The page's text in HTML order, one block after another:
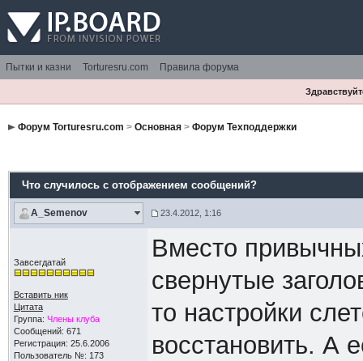
Пытки и казни Torturesru.com Правила форума
Форум Torturesru.com > Основная> Форум Техподдержки
Что случилось с отображением сообщений?
A_Semenov 23.4.2012, 1:16
Завсегдатай
Вставить ник
Цитата
Группа: Члены клуба
Сообщений: 671
Регистрация: 25.6.2006
Пользователь №: 173
Вместо
свернутые
то настройки
восстановить. А